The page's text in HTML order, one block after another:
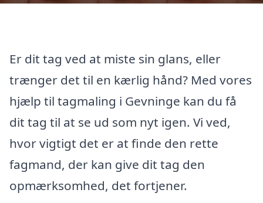
Er dit tag ved at miste sin glans, eller
trænger det til en kærlig hånd? Med vores
hjælp til tagmaling i Gevninge kan du få
dit tag til at se ud som nyt igen. Vi ved,
hvor vigtigt det er at finde den rette
fagmand, der kan give dit tag den
opmærksomhed, det fortjener.